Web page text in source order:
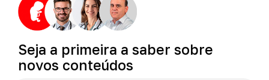
Seja a primeira a saber sobre
novos conteúdos